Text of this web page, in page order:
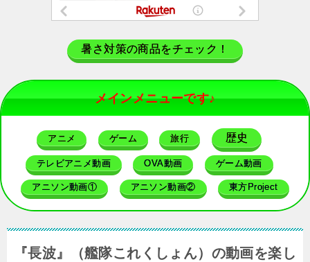
暑さ対策の商品をチェック！
メインメニューです♪
アニメ ゲーム 旅行 歴史
テレビアニメ動画 OVA動画 ゲーム動画
アニソン動画① アニソン動画② 東方Project
『長波』（艦隊これくしょん）の動画を楽し